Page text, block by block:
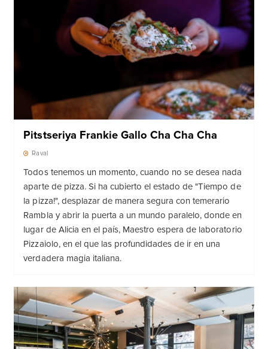
Pitstseriya Frankie Gallo Cha Cha Cha
Raval
Todos tenemos un momento, cuando no se desea nada
aparte de pizza. Si ha cubierto el estado de "Tiempo de
la pizza!", desplazar de manera segura con temerario
Rambla y abrir la puerta a un mundo paralelo, donde en
lugar de Alicia en el país, Maestro espera de laboratorio
Pizzaiolo, en el que las profundidades de ir en una
verdadera magia italiana.